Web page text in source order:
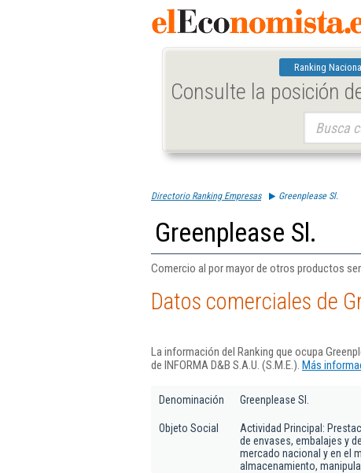
Ranking
Consulte la posición
Directorio Ranking Empresas Greenplease Sl.
Greenplease Sl.
Comercio al por mayor de otros productos
Datos comerciales de
La información del Ranking que ocupa
de INFORMA D&B S.A.U. (S.M.E.). Más
Denominación Greenplease Sl.
Objeto Social
Actividad Principal:
de envases, embalajes y
mercado nacional y en el
almacenamiento,